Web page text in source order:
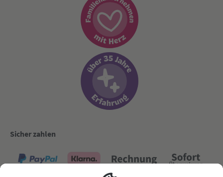
Sicher zahlen